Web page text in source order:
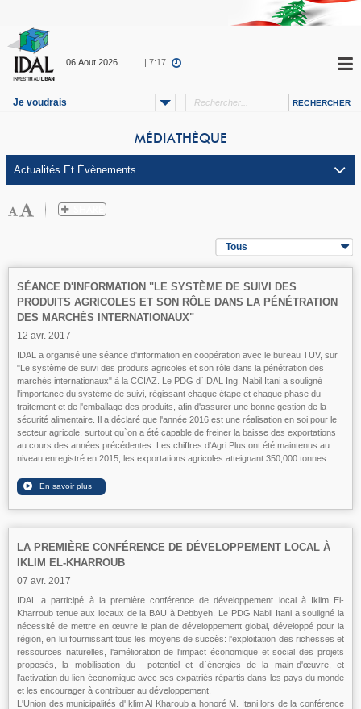
06.Aout.2026 | 7:17
Je voudrais
MÉDIATHÈQUE
Tous
SÉANCE D'INFORMATION "LE SYSTÈME DE SUIVI DES
PRODUITS AGRICOLES ET SON RÔLE DANS LA PÉNÉTRATION
DES MARCHÉS INTERNATIONAUX"
12 avr. 2017
IDAL a organisé une séance d'information en coopération avec le bureau TUV, sur
"Le système de suivi des produits agricoles et son rôle dans la pénétration des
marchés internationaux" à la CCIAZ. Le PDG d`IDAL Ing. Nabil Itani a souligné
l'importance du système de suivi, régissant chaque étape et chaque phase du
traitement et de l'emballage des produits, afin d'assurer une bonne gestion de la
sécurité alimentaire. Il a déclaré que l'année 2016 est une réalisation en soi pour le
secteur agricole, surtout qu`on a été capable de freiner la baisse des exportations
au cours des années précédentes. Les chiffres d'Agri Plus ont été maintenus au
niveau enregistré en 2015, les exportations agricoles atteignant 350,000 tonnes.
LA PREMIÈRE CONFÉRENCE DE DÉVELOPPEMENT LOCAL À
IKLIM EL-KHARROUB
07 avr. 2017
IDAL a participé à la première conférence de développement local à Iklim El-
Kharroub tenue aux locaux de la BAU à Debbyeh. Le PDG Nabil Itani a souligné la
nécessité de mettre en œuvre le plan de développement global, développé pour la
région, en lui fournissant tous les moyens de succès: l'exploitation des richesses et
ressources naturelles, l'amélioration de l'impact économique et social des projets
proposés, la mobilisation du potentiel et d`énergies de la main-d'œuvre, et
l'activation du lien économique avec ses expatriés répartis dans les pays du monde
et les encourager à contribuer au développement.
L'Union des municipalités d'Iklim Al Kharoub a honoré M. Itani lors de la conférence